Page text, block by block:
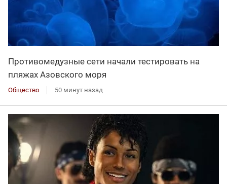
Противомедузные сети начали тестировать на
пляжах Азовского моря
Общество 50 минут назад